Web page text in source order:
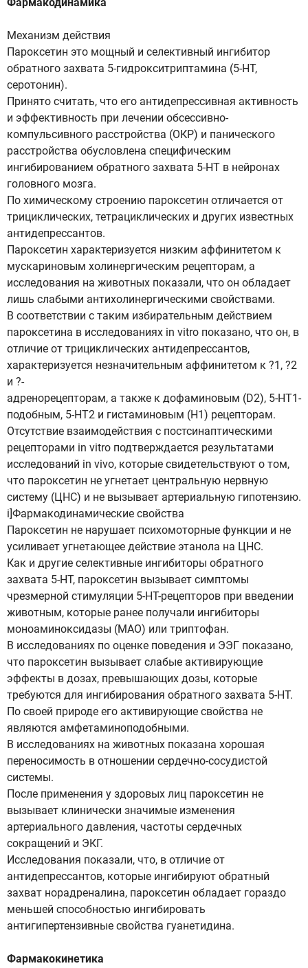
Механизм действия
Пароксетин это мощный и селективный ингибитор
обратного захвата 5-гидрокситриптамина (5-НТ,
серотонин).
Принято считать, что его антидепрессивная активность
и эффективность при лечении обсессивно-
компульсивного расстройства (ОКР) и панического
расстройства обусловлена специфическим
ингибированием обратного захвата 5-НТ в нейронах
головного мозга.
По химическому строению пароксетин отличается от
трициклических, тетрациклических и других известных
антидепрессантов.
Пароксетин характеризуется низким аффинитетом к
мускариновым холинергическим рецепторам, а
исследования на животных показали, что он обладает
лишь слабыми антихолинергическими свойствами.
В соответствии с таким избирательным действием
пароксетина в исследованиях in vitro показано, что он, в
отличие от трициклических антидепрессантов,
характеризуется незначительным аффинитетом к ?1, ?2
и ?-
адренорецепторам, а также к дофаминовым (D2), 5-НТ1-
подобным, 5-НТ2 и гистаминовым (Н1) рецепторам.
Отсутствие взаимодействия с постсинаптическими
рецепторами in vitro подтверждается результатами
исследований in vivo, которые свидетельствуют о том,
что пароксетин не угнетает центральную нервную
систему (ЦНС) и не вызывает артериальную гипотензию.
i]Фармакодинамические свойства
Пароксетин не нарушает психомоторные функции и не
усиливает угнетающее действие этанола на ЦНС.
Как и другие селективные ингибиторы обратного
захвата 5-НТ, пароксетин вызывает симптомы
чрезмерной стимуляции 5-НТ-рецепторов при введении
животным, которые ранее получали ингибиторы
моноаминоксидазы (МАО) или триптофан.
В исследованиях по оценке поведения и ЭЭГ показано,
что пароксетин вызывает слабые активирующие
эффекты в дозах, превышающих дозы, которые
требуются для ингибирования обратного захвата 5-НТ.
По своей природе его активирующие свойства не
являются амфетаминоподобными.
В исследованиях на животных показана хорошая
переносимость в отношении сердечно-сосудистой
системы.
После применения у здоровых лиц пароксетин не
вызывает клинически значимые изменения
артериального давления, частоты сердечных
сокращений и ЭКГ.
Исследования показали, что, в отличие от
антидепрессантов, которые ингибируют обратный
захват норадреналина, пароксетин обладает гораздо
меньшей способностью ингибировать
антигипертензивные свойства гуанетидина.
Фармакокинетика